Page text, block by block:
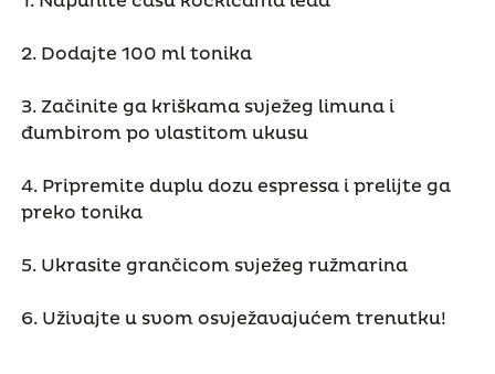
2. Dodajte 100 ml tonika
3. Začinite ga kriškama svježeg limuna i
đumbirom po vlastitom ukusu
4. Pripremite duplu dozu espressa i prelijte ga
preko tonika
5. Ukrasite grančicom svježeg ružmarina
6. Uživajte u svom osvježavajućem trenutku!